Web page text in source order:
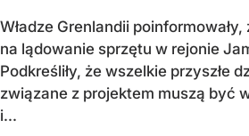
Władze Grenlandii
na lądowanie sprzętu w rejonie
Podkreśliły, że wszelkie przyszłe
związane z projektem muszą być
i...